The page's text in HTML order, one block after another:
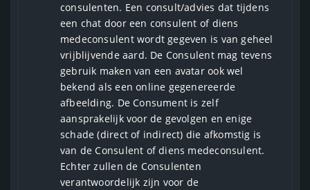
consulenten. Een consult/advies dat tijdens
een chat door een consulent of diens
medeconsulent wordt gegeven is van geheel
vrijblijvende aard. De Consulent mag tevens
gebruik maken van een avatar ook wel
bekend als een online gegenereerde
afbeelding. De Consument is zelf
aansprakelijk voor de gevolgen en enige
schade (direct of indirect) die afkomstig is
van de Consulent of diens medeconsulent.
Echter zullen de Consulenten
verantwoordelijk zijn voor de